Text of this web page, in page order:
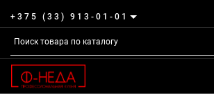
+375 (33) 913-01-01